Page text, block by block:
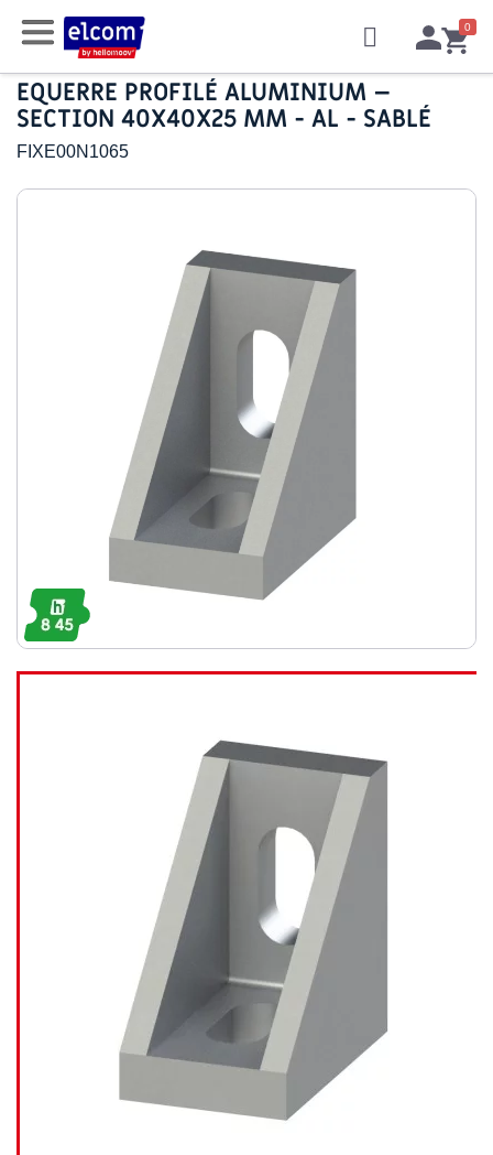
EQUERRE PROFILÉ ALUMINIUM –
SECTION 40X40X25 MM - AL - SABLÉ
FIXE00N1065